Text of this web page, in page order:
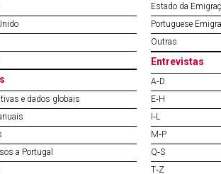
e dados globais
a Portugal
Estado da
Portuguese
Outras
Entrevistas
A‐D
E‐H
I‐L
M‐P
Q‐S
T‐Z